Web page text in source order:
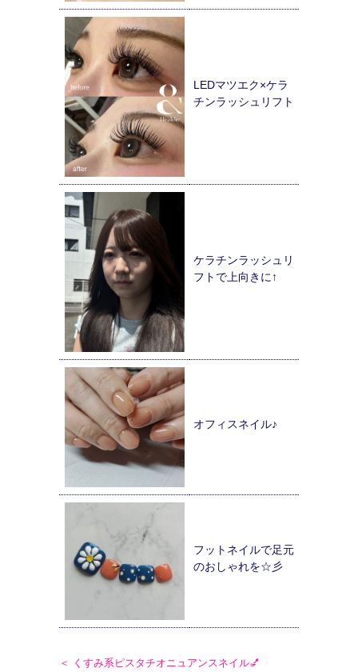
LEDマツエク×ケラ
チンラッシュリフト
ケラチンラッシュリ
フトで上向きに↑
オフィスネイル♪
フットネイルで足元
のおしゃれを☆彡
＜ くすみ系ピスタチオニュアンスネイル💅